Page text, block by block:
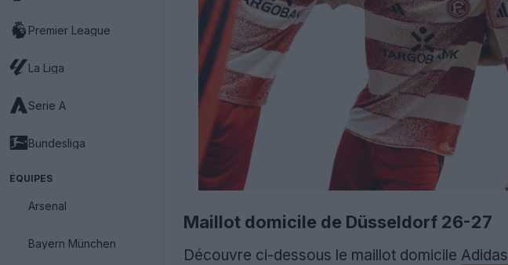
Premier League
La Liga
Serie A
Bundesliga
ÉQUIPES
Arsenal
Bayern München
Maillot domicile de Düsseldorf 26-27
Découvre ci-dessous le maillot domicile Adidas